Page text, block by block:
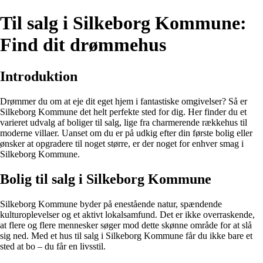
Til salg i Silkeborg Kommune:
Find dit drømmehus
Introduktion
Drømmer du om at eje dit eget hjem i fantastiske omgivelser? Så er
Silkeborg Kommune det helt perfekte sted for dig. Her finder du et
varieret udvalg af boliger til salg, lige fra charmerende rækkehus til
moderne villaer. Uanset om du er på udkig efter din første bolig eller
ønsker at opgradere til noget større, er der noget for enhver smag i
Silkeborg Kommune.
Bolig til salg i Silkeborg Kommune
Silkeborg Kommune byder på enestående natur, spændende
kulturoplevelser og et aktivt lokalsamfund. Det er ikke overraskende,
at flere og flere mennesker søger mod dette skønne område for at slå
sig ned. Med et hus til salg i Silkeborg Kommune får du ikke bare et
sted at bo – du får en livsstil.